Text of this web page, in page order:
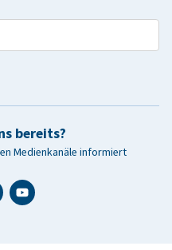
bereits?
Medienkanäle informiert